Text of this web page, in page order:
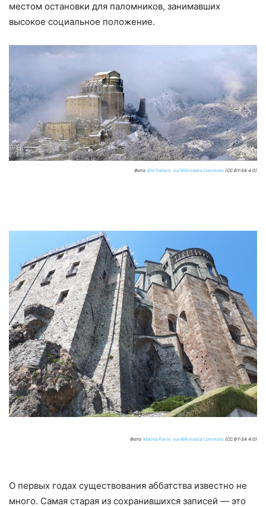
местом остановки для паломников, занимавших
высокое социальное положение.
Фото: Elio Pallard, via Wikimedia Commons (CC BY-SA 4.0)
Фото: Marina Parini, via Wikimedia Commons (CC BY-SA 4.0)
О первых годах существования аббатства известно не
много. Самая старая из сохранившихся записей — это